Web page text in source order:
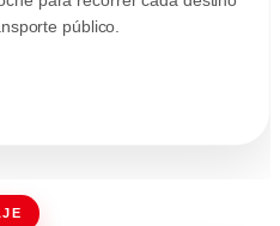
público.